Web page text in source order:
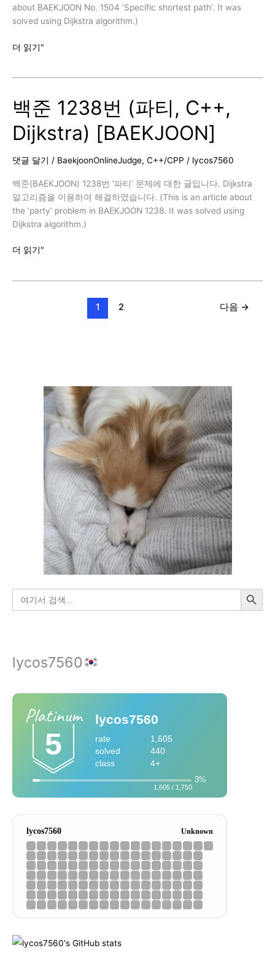
검
색:
검색 버튼
lycos7560
about BAEKJOON No. 1504 ‘Specific shortest path’. It was
solved using Dijkstra algorithm.)
백
(특
정
한
최
단
로,
C++,
Dijkstra)
/
가
더 읽기"
백준 1238번 (파티, C++,
Dijkstra) [BAEKJOON]
댓글 달기 / BaekjoonOnlineJudge, C++/CPP / lycos7560
백준(BAEKJOON) 1238번 ‘파티’ 문제에 대한 글입니다. Dijkstra
알고리즘을 이용하여 해결하였습니다. (This is an article about
the ‘party’ problem in BAEKJOON 1238. It was solved using
Dijkstra algorithm.)
백
더 읽기"
1 2 다음 →